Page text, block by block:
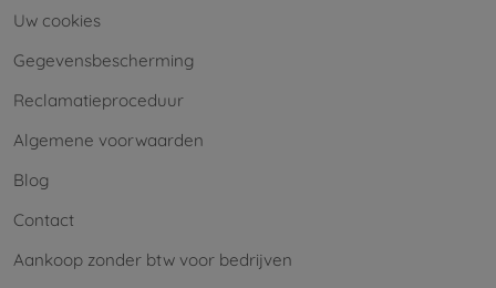
Uw cookies
Gegevensbescherming
Reclamatieproceduur
Algemene voorwaarden
Blog
Contact
Aankoop zonder btw voor bedrijven